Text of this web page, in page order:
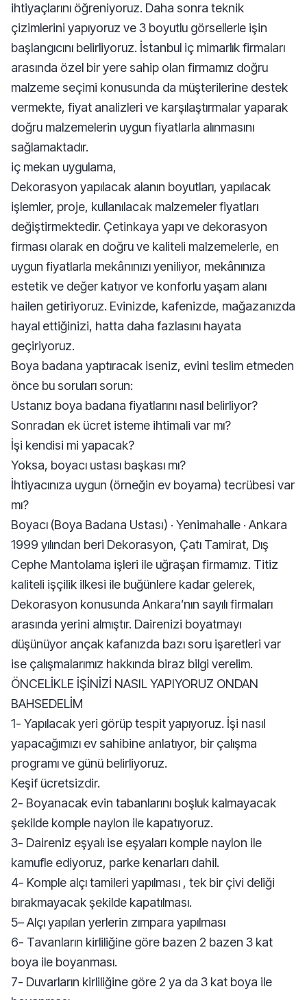
ihtiyaçlarını öğreniyoruz. Daha sonra teknik
çizimlerini yapıyoruz ve 3 boyutlu görsellerle işin
başlangıcını belirliyoruz. İstanbul iç mimarlık firmaları
arasında özel bir yere sahip olan firmamız doğru
malzeme seçimi konusunda da müşterilerine destek
vermekte, fiyat analizleri ve karşılaştırmalar yaparak
doğru malzemelerin uygun fiyatlarla alınmasını
sağlamaktadır.
iç mekan uygulama,
Dekorasyon yapılacak alanın boyutları, yapılacak
işlemler, proje, kullanılacak malzemeler fiyatları
değiştirmektedir. Çetinkaya yapı ve dekorasyon
firması olarak en doğru ve kaliteli malzemelerle, en
uygun fiyatlarla mekânınızı yeniliyor, mekânınıza
estetik ve değer katıyor ve konforlu yaşam alanı
hailen getiriyoruz. Evinizde, kafenizde, mağazanızda
hayal ettiğinizi, hatta daha fazlasını hayata
geçiriyoruz.
Boya badana yaptıracak iseniz, evini teslim etmeden
önce bu soruları sorun:
Ustanız boya badana fiyatlarını nasıl belirliyor?
Sonradan ek ücret isteme ihtimali var mı?
İşi kendisi mi yapacak?
Yoksa, boyacı ustası başkası mı?
İhtiyacınıza uygun (örneğin ev boyama) tecrübesi var
mı?
Boyacı (Boya Badana Ustası) · Yenimahalle · Ankara
1999 yılından beri Dekorasyon, Çatı Tamirat, Dış
Cephe Mantolama işleri ile uğraşan firmamız. Titiz
kaliteli işçilik ilkesi ile buğünlere kadar gelerek,
Dekorasyon konusunda Ankara’nın sayılı firmaları
arasında yerini almıştır. Dairenizi boyatmayı
düşünüyor ançak kafanızda bazı soru işaretleri var
ise çalışmalarımız hakkında biraz bilgi verelim.
ÖNCELİKLE İŞİNİZİ NASIL YAPIYORUZ ONDAN
BAHSEDELİM
1- Yapılacak yeri görüp tespit yapıyoruz. İşi nasıl
yapacağımızı ev sahibine anlatıyor, bir çalışma
programı ve günü belirliyoruz.
Keşif ücretsizdir.
2- Boyanacak evin tabanlarını boşluk kalmayacak
şekilde komple naylon ile kapatıyoruz.
3- Daireniz eşyalı ise eşyaları komple naylon ile
kamufle ediyoruz, parke kenarları dahil.
4- Komple alçı tamileri yapılması , tek bir çivi deliği
bırakmayacak şekilde kapatılması.
5– Alçı yapılan yerlerin zımpara yapılması
6- Tavanların kirliliğine göre bazen 2 bazen 3 kat
boya ile boyanması.
7- Duvarların kirliliğine göre 2 ya da 3 kat boya ile